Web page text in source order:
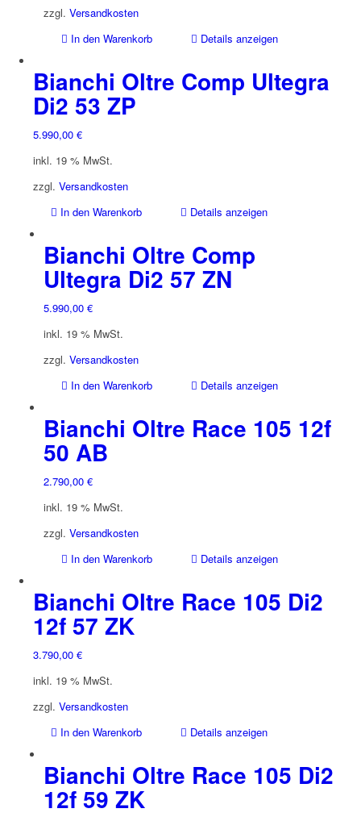
zzgl. Versandkosten
In den Warenkorb
Details anzeigen
Bianchi Oltre Comp Ultegra
Di2 53 ZP
5.990,00 €
inkl. 19 % MwSt.
zzgl. Versandkosten
In den Warenkorb
Details anzeigen
Bianchi Oltre Comp
Ultegra Di2 57 ZN
5.990,00 €
inkl. 19 % MwSt.
zzgl. Versandkosten
In den Warenkorb
Details anzeigen
Bianchi Oltre Race 105 12f
50 AB
2.790,00 €
inkl. 19 % MwSt.
zzgl. Versandkosten
In den Warenkorb
Details anzeigen
Bianchi Oltre Race 105 Di2
12f 57 ZK
3.790,00 €
inkl. 19 % MwSt.
zzgl. Versandkosten
In den Warenkorb
Details anzeigen
Bianchi Oltre Race 105 Di2
12f 59 ZK